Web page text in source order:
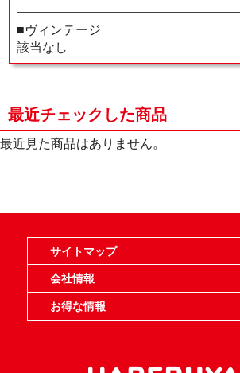
■ヴィンテージ
該当なし
最近チェックした商品
最近見た商品はありません。
サイトマップ
オンラインショップ
買取
記事
選手一覧
デッキ検索
デッキ構築
イベント・大会
店舗のご案内
お問い合わせ
ヘルプ
FAQ
会社情報
利用規約
スタッフ募集
特定商取引法表示
個人情報保護指針
企業情報
お得な情報